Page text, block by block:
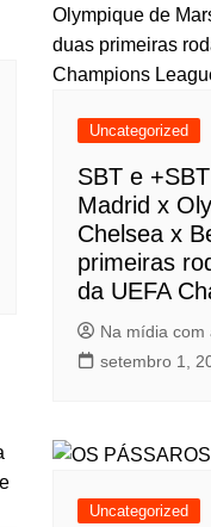
Uncategorized
SBT e
Madrid x
Chelsea x
primeiras
da UEFA
Na mídia com
setembro 1,
Uncategorized